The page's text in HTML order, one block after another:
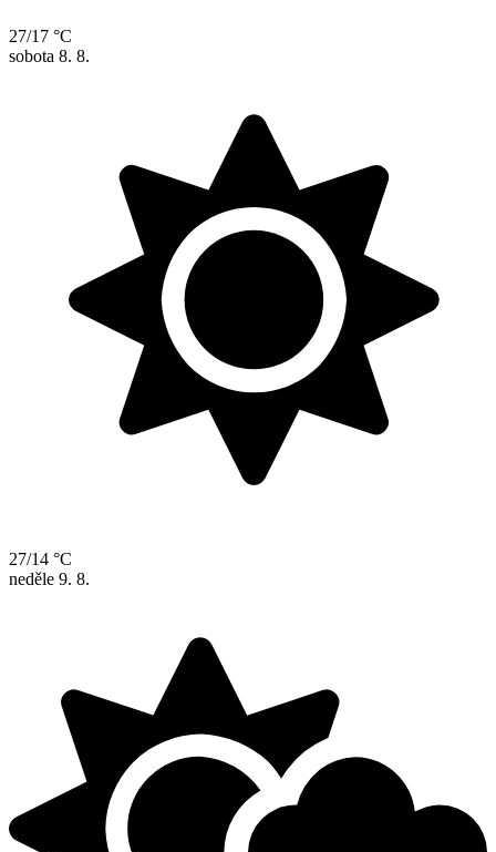
27/17 °C
sobota 8. 8.
27/14 °C
neděle 9. 8.